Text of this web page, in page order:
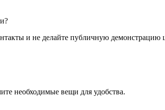
и не делайте публичную демонстрацию
необходимые вещи для удобства.